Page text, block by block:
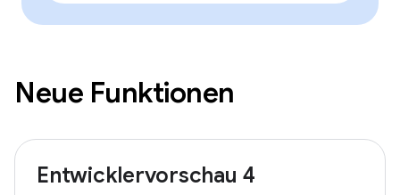
Neue Funktionen
Entwicklervorschau 4